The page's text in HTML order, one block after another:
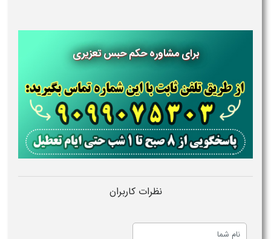
برای مشاوره حکم حبس تعزیری
نظرات کاربران